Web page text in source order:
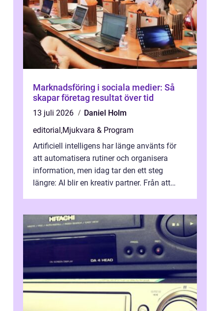
Marknadsföring i sociala medier: Så
skapar företag resultat över tid
13 juli 2026
Daniel Holm
editorial ,Mjukvara & Program
Artificiell intelligens har länge använts för
att automatisera rutiner och organisera
information, men idag tar den ett steg
längre: AI blir en kreativ partner. Från att